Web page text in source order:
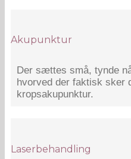
Akupunktur
Der sættes små, tynde
hvorved der faktisk sker
kropsakupunktur.
Laserbehandling